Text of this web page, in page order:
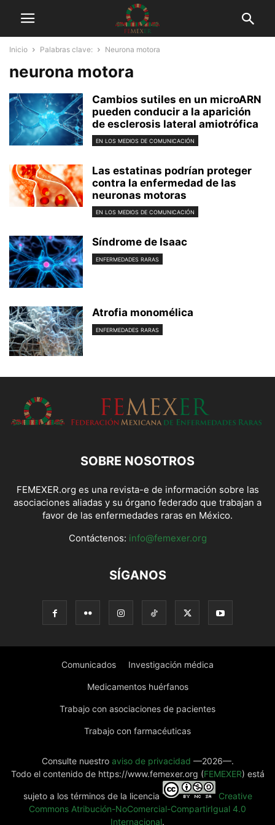
Inicio Palabras clave: Neurona motora
neurona motora
Cambios sutiles en un microARN
pueden conducir a la aparición
de esclerosis lateral amiotrófica
EN LOS MEDIOS DE COMUNICACIÓN
Las estatinas podrían proteger
contra la enfermedad de las
neuronas motoras
EN LOS MEDIOS DE COMUNICACIÓN
Síndrome de Isaac
ENFERMEDADES RARAS
Atrofia monomélica
ENFERMEDADES RARAS
SOBRE NOSOTROS
FEMEXER.org es una revista-e de información sobre las
asociaciones aliadas y su órgano federado que trabajan a
favor de las enfermedades raras en México.
Contáctenos: info@femexer.org
SÍGANOS
Comunicados Investigación médica
Medicamentos huérfanos
Trabajo con asociaciones de pacientes
Trabajo con farmacéuticas
Consulte nuestro aviso de privacidad —2026—.
Todo el contenido de https://www.femexer.org (FEMEXER) está
sujeto a los términos de la licencia
Creative
Commons Atribución-NoComercial-CompartirIgual 4.0
Internacional.